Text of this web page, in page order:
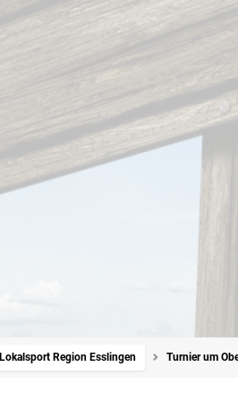
Lokalsport Region Esslingen Turnier um